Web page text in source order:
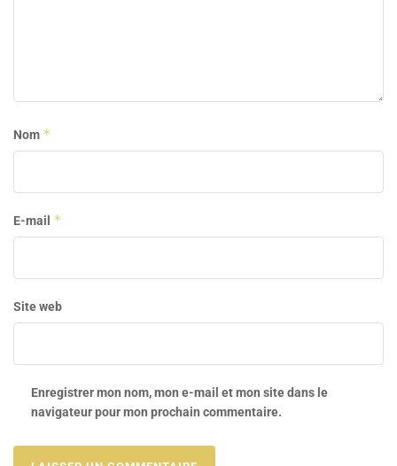
Nom *
E-mail *
Site web
Enregistrer mon nom, mon e-mail et mon site dans le
navigateur pour mon prochain commentaire.